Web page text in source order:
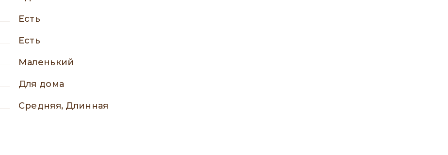
есть
есть
Маленький
Для дома
Средняя, Длинная